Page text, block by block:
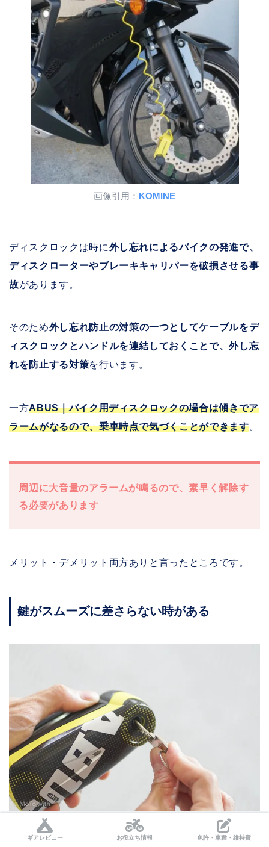
画像引用： KOMINE
ディスクロックは時に外し忘れによるバイクの発進で、
ディスクローターやブレーキキャリパーを破損させる事
故があります。
そのため外し忘れ防止の対策の一つとしてケーブルをデ
ィスクロックとハンドルを連結しておくことで、外し忘
れを防止する対策を行います。
一方ABUS｜バイク用ディスクロックの場合は傾きでア
ラームがなるので、乗車時点で気づくことができます。
周辺に大音量のアラームが鳴るので、素早く解除す
る必要があります
メリット・デメリット両方ありと言ったところです。
鍵がスムーズに差さらない時がある
ギアレビュー お役立ち情報 免許・車種・維持費